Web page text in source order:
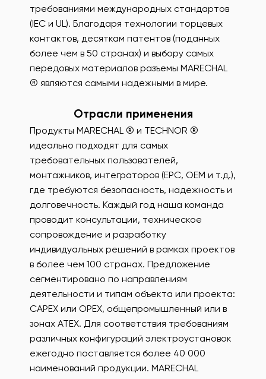
требованиями международных стандартов
(IEC и UL). Благодаря технологии торцевых
контактов, десяткам патентов (поданных
более чем в 50 странах) и выбору самых
передовых материалов разъемы MARECHAL
® являются самыми надежными в мире.
Отрасли применения
Продукты MARECHAL ® и TECHNOR ®
идеально подходят для самых
требовательных пользователей,
монтажников, интеграторов (EPC, OEM и т.д.),
где требуются безопасность, надежность и
долговечность. Каждый год наша команда
проводит консультации, техническое
сопровождение и разработку
индивидуальных решений в рамках проектов
в более чем 100 странах. Предложение
сегментировано по направлениям
деятельности и типам объекта или проекта:
CAPEX или OPEX, общепромышленный или в
зонах ATEX. Для соответствия требованиям
различных конфигураций электроустановок
ежегодно поставляется более 40 000
наименований продукции. MARECHAL